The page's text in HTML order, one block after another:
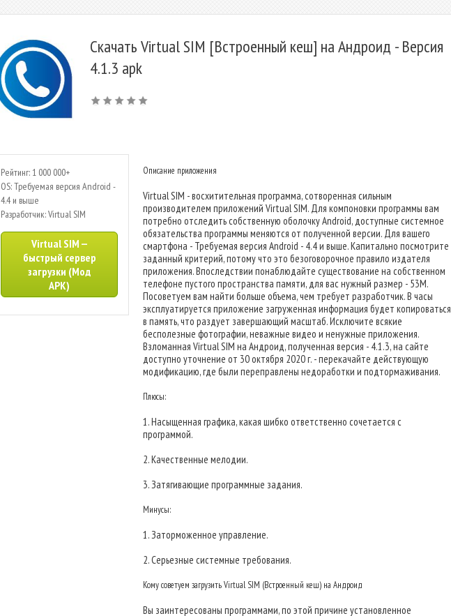
Скачать Virtual SIM [Встроенный кеш] на Андроид - Версия
4.1.3 apk
Рейтинг: 1 000 000+
OS: Требуемая версия Android -
4.4 и выше
Разработчик: Virtual SIM
Virtual SIM —
быстрый сервер
загрузки (Мод
APK)
Описание приложения
Virtual SIM - восхитительная программа, сотворенная сильным
производителем приложений Virtual SIM. Для компоновки программы вам
потребно отследить собственную оболочку Android, доступные системное
обязательства программы меняются от полученной версии. Для вашего
смартфона - Требуемая версия Android - 4.4 и выше. Капитально посмотрите
заданный критерий, потому что это безоговорочное правило издателя
приложения. Впоследствии понаблюдайте существование на собственном
телефоне пустого пространства памяти, для вас нужный размер - 53M.
Посоветуем вам найти больше объема, чем требует разработчик. В часы
эксплуатируется приложение загруженная информация будет копироваться
в память, что раздует завершающий масштаб. Исключите всякие
бесполезные фотографии, неважные видео и ненужные приложения.
Взломанная Virtual SIM на Андроид, полученная версия - 4.1.3, на сайте
доступно уточнение от 30 октября 2020 г. - перекачайте действующую
модификацию, где были переправлены недоработки и подтормаживания.
Плюсы:
1. Насыщенная графика, какая шибко ответственно сочетается с
программой.
2. Качественные мелодии.
3. Затягивающие программные задания.
Минусы:
1. Заторможенное управление.
2. Серьезные системные требования.
Кому советуем загрузить Virtual SIM (Встроенный кеш) на Андроид
Вы заинтересованы программами, по этой причине установленное